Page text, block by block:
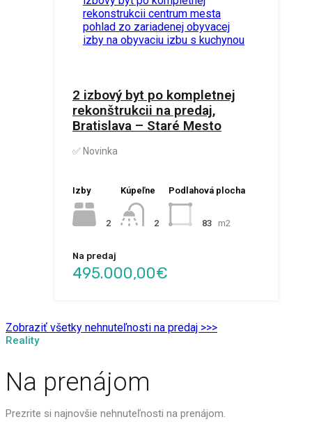
2 izbový byt po kompletnej
rekonštrukcii na predaj,
Bratislava – Staré Mesto
✅ Novinka
Izby
2
Kúpeľne
2
Podlahová plocha
83 m2
Na predaj
495.000,00€
Zobraziť všetky nehnuteľnosti na predaj >>>
Reality
Na prenájom
Prezrite si najnovšie nehnuteľnosti na prenájom.